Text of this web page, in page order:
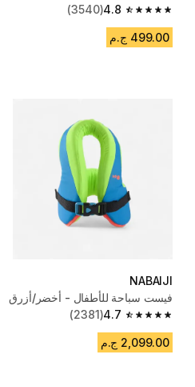
4.8
4.8 out of 5 stars from 3540 reviews
(3540)
499.00 ج.م
NABAIJI
فيست سباحة للأطفال - أخضر/أزرق
4.7
4.7 out of 5 stars from 2381 reviews
(2381)
2,099.00 ج.م